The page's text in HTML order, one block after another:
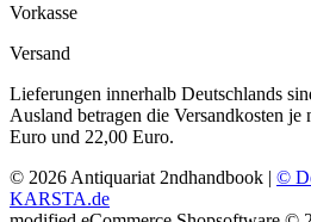
Vorkasse
Versand
Lieferungen innerhalb Deutschlands
Ausland betragen die Versandkosten
Euro und 22,00 Euro.
© 2026 Antiquariat 2ndhandbook | ©
KARSTA.de